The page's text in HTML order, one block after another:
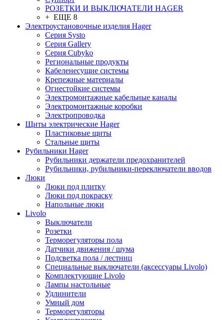
РОЗЕТКИ И ВЫКЛЮЧАТЕЛИ HAGER
+ ЕЩЕ 8
Электроустановочные изделия Hager
Серия Systo
Серия Gallery
Серия Cubyko
Региональные продукты
Кабеленесущие системы
Крепежные материалы
Огнестойкие системы
Электромонтажные кабельные каналы
Электромонтажные коробки
Электропроводка
Щиты электрические Hager
Пластиковые щиты
Стальные щиты
Рубильники Hager
Рубильники держатели предохранителей
Рубильники, рубильники-переключатели вводов
Люки
Люки под плитку
Люки под покраску
Напольные люки
Livolo
Выключатели
Розетки
Терморегуляторы пола
Датчики движения / шума
Подсветка пола / лестниц
Специальные выключатели (аксессуары Livolo)
Комплектующие Livolo
Лампы настольные
Удлинители
Умный дом
Терморегуляторы